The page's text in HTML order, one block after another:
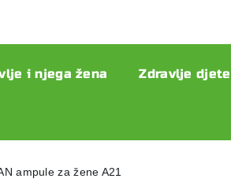
i njega žena Zdravlje
ampule za žene A21